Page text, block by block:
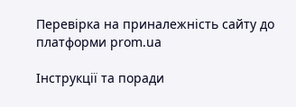
Перевірка на приналежність сайту до
платформи prom.ua
Інструкції та поради